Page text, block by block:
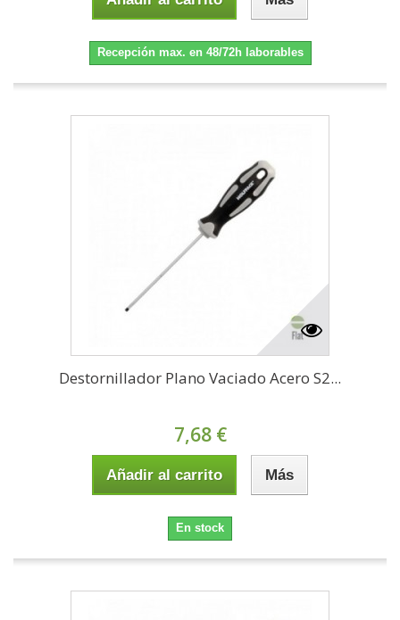
Recepción max. en 48/72h laborables
Destornillador Plano Vaciado Acero S2...
7,68 €
Añadir al carrito Más
En stock